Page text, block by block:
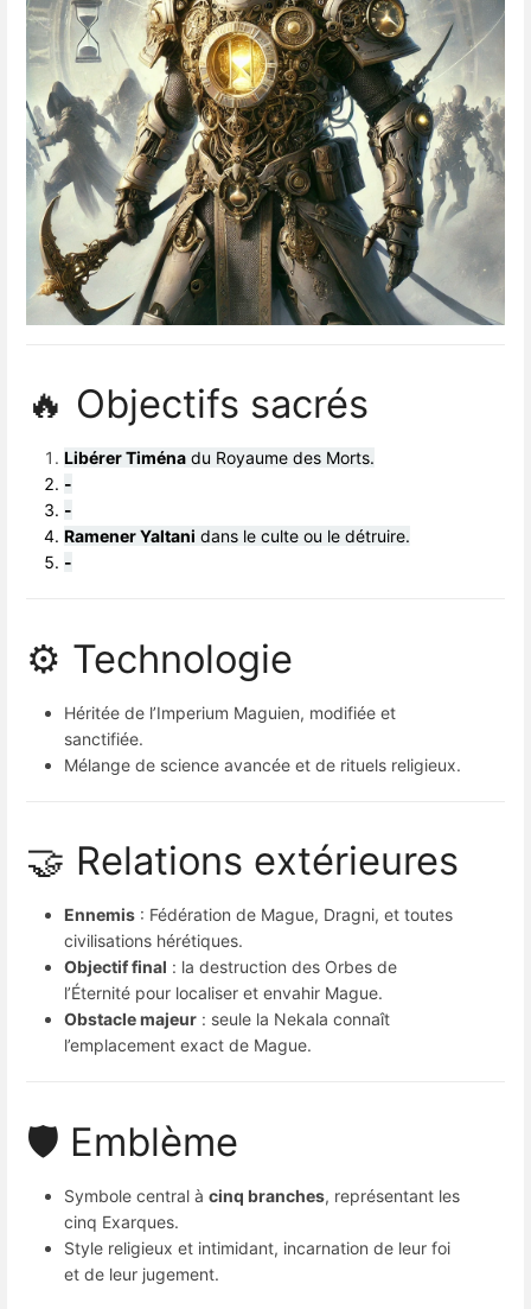
🔥 Objectifs sacrés
Libérer Tiména du Royaume des Morts.
-
-
Ramener Yaltani dans le culte ou le détruire.
-
⚙️ Technologie
Héritée de l’Imperium Maguien, modifiée et
sanctifiée.
Mélange de science avancée et de rituels religieux.
🤝 Relations extérieures
Ennemis : Fédération de Mague, Dragni, et toutes
civilisations hérétiques.
Objectif final : la destruction des Orbes de
l’Éternité pour localiser et envahir Mague.
Obstacle majeur : seule la Nekala connaît
l’emplacement exact de Mague.
🛡 Emblème
Symbole central à cinq branches, représentant les
cinq Exarques.
Style religieux et intimidant, incarnation de leur foi
et de leur jugement.